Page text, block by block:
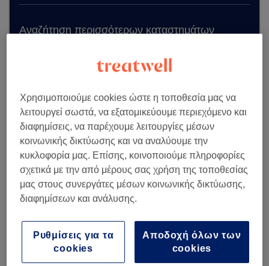
Αναζήτηση περισσότερων καταστημάτων
Lemonail Concept Studio by VG
Χρησιμοποιούμε cookies ώστε η τοποθεσία μας να
λειτουργεί σωστά, να εξατομικεύουμε περιεχόμενο και
διαφημίσεις, να παρέχουμε λειτουργίες μέσων
κοινωνικής δικτύωσης και να αναλύουμε την
κυκλοφορία μας. Επίσης, κοινοποιούμε πληροφορίες
σχετικά με την από μέρους σας χρήση της τοποθεσίας
μας στους συνεργάτες μέσων κοινωνικής δικτύωσης,
διαφημίσεων και ανάλυσης.
Αποδοχή όλων των
cookies
Ρυθμίσεις για τα
cookies